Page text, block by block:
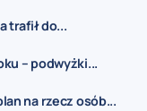
trafił do...
– podwyżki...
na rzecz osób...